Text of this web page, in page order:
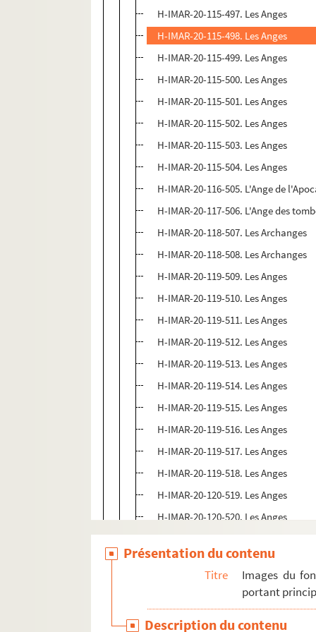
H-IMAR-20-115-497. Les Anges
H-IMAR-20-115-498. Les Anges
H-IMAR-20-115-499. Les Anges
H-IMAR-20-115-500. Les Anges
H-IMAR-20-115-501. Les Anges
H-IMAR-20-115-502. Les Anges
H-IMAR-20-115-503. Les Anges
H-IMAR-20-115-504. Les Anges
H-IMAR-20-116-505. L'Ange de
H-IMAR-20-117-506. L'Ange des
H-IMAR-20-118-507. Les Archanges
H-IMAR-20-118-508. Les Archanges
H-IMAR-20-119-509. Les Anges
H-IMAR-20-119-510. Les Anges
H-IMAR-20-119-511. Les Anges
H-IMAR-20-119-512. Les Anges
H-IMAR-20-119-513. Les Anges
H-IMAR-20-119-514. Les Anges
H-IMAR-20-119-515. Les Anges
H-IMAR-20-119-516. Les Anges
H-IMAR-20-119-517. Les Anges
H-IMAR-20-119-518. Les Anges
H-IMAR-20-120-519. Les Anges
H-IMAR-20-120-520. Les Anges
H-IMAR-20-120-521. Les Anges
H-IMAR-20-120-522. Les Anges
H-IMAR-20-120-523. Les Anges
H-IMAR-20-120-525. Les Anges
Présentation du contenu
Titre
Images du
portant
Description du contenu